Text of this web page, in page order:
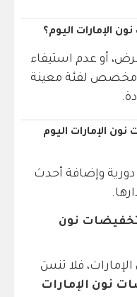
الإمارات اليوم؟
أو عدم استيفاء
مخصص لفئة معينة
الإمارات اليوم
وإضافة أحدث
نون
فلا تنسَ
نون الإمارات